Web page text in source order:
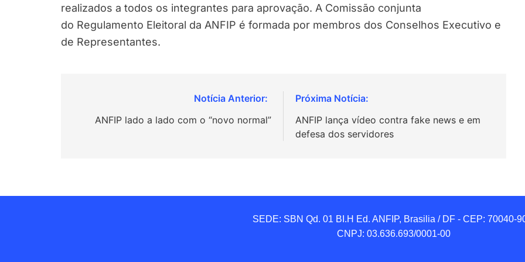
realizados a todos os integrantes para aprovação. A Comissão conjunta
do Regulamento Eleitoral da ANFIP é formada por membros dos Conselhos Executivo e
de Representantes.
ANFIP lado a lado com o “novo normal”
ANFIP lança vídeo contra fake news e em
defesa dos servidores
SEDE: SBN Qd. 01 BI.H Ed. ANFIP, Brasilia / DF - CEP: 70040-
CNPJ: 03.636.693/0001-00